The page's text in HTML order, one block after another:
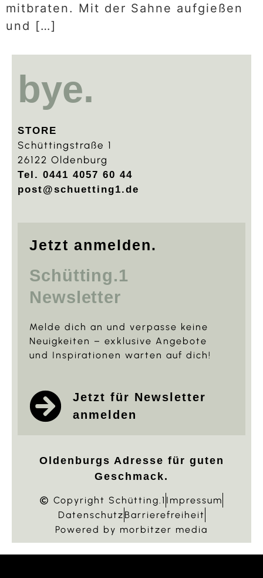
mitbraten. Mit der Sahne aufgießen
und […]
bye.
STORE
Schüttingstraße 1
26122 Oldenburg
Tel. 0441 4057 60 44
post@schuetting1.de
Jetzt anmelden.
Schütting.1
Newsletter
Melde dich an und verpasse keine
Neuigkeiten – exklusive Angebote
und Inspirationen warten auf dich!
Jetzt für Newsletter
anmelden
Oldenburgs Adresse für guten
Geschmack.
Copyright Schütting.1 Impressum
Datenschutz Barrierefreiheit
Powered by morbitzer media